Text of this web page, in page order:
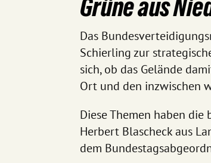
Grüne aus
Das
Schierling zur
sich, ob das Gelände
Ort und den inzwischen
Diese Themen haben
Herbert Blascheck aus
dem